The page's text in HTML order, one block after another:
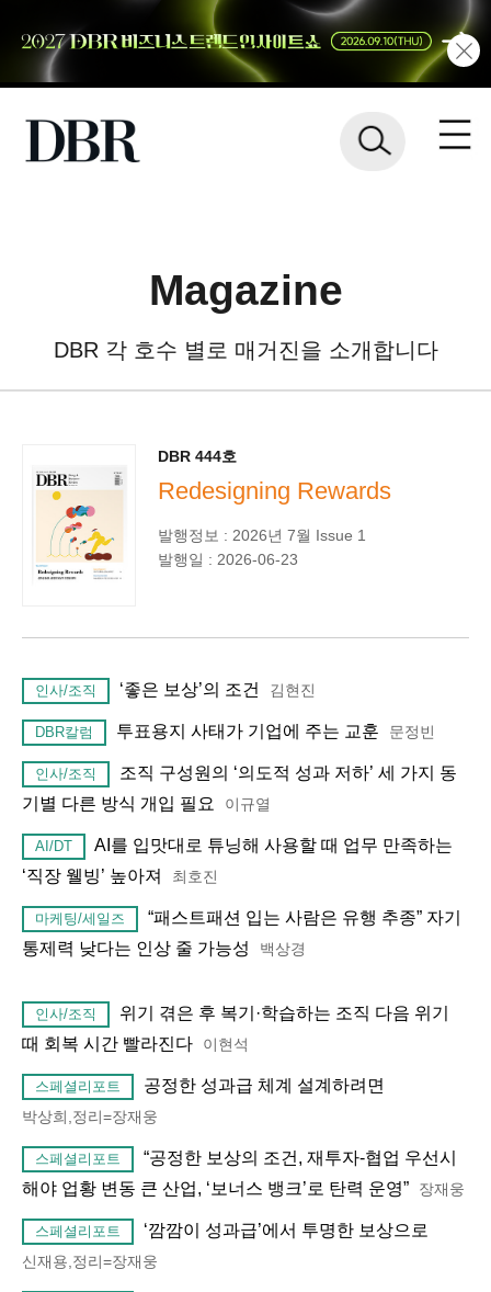
Magazine
DBR 각 호수 별로 매거진을 소개합니다
DBR 444호
Redesigning Rewards
발행정보 : 2026년 7월 Issue 1
발행일 : 2026-06-23
인사/조직 ‘좋은 보상’의 조건 김현진
DBR칼럼 투표용지 사태가 기업에 주는 교훈 문정빈
인사/조직
조직 구성원의 ‘의도적 성과 저하’ 세 가지 동
기별 다른 방식 개입 필요
이규열
AI/DT
AI를 입맛대로 튜닝해 사용할 때 업무 만족하는
‘직장 웰빙’ 높아져
최호진
마케팅/세일즈
“패스트패션 입는 사람은 유행 추종” 자기
통제력 낮다는 인상 줄 가능성
백상경
인사/조직
위기 겪은 후 복기·학습하는 조직 다음 위기
때 회복 시간 빨라진다
이현석
스페셜리포트 공정한 성과급 체계 설계하려면
박상희,정리=장재웅
스페셜리포트
“공정한 보상의 조건, 재투자-협업 우선시
해야 업황 변동 큰 산업, ‘보너스 뱅크’로 탄력 운영”
장재웅
스페셜리포트 ‘깜깜이 성과급’에서 투명한 보상으로
신재용,정리=장재웅